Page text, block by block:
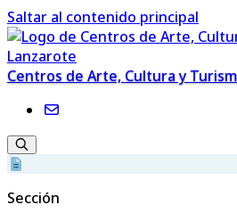
Saltar al contenido principal
Centros de Arte, Cultura y
Sección